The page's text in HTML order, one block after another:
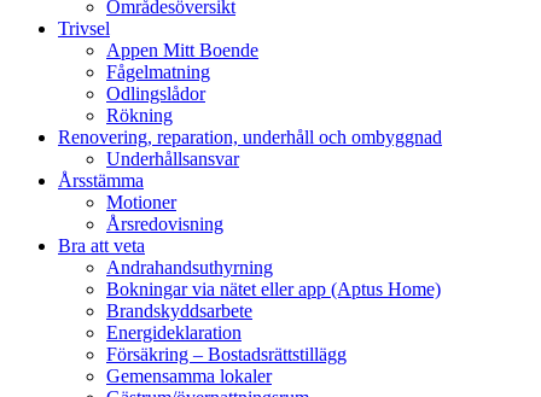
Områdesöversikt
Trivsel
Appen Mitt Boende
Fågelmatning
Odlingslådor
Rökning
Renovering, reparation, underhåll och ombyggnad
Underhållsansvar
Årsstämma
Motioner
Årsredovisning
Bra att veta
Andrahandsuthyrning
Bokningar via nätet eller app (Aptus Home)
Brandskyddsarbete
Energideklaration
Försäkring – Bostadsrättstillägg
Gemensamma lokaler